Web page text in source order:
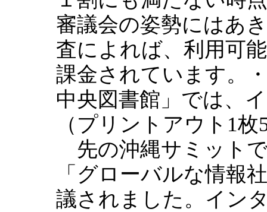
審議会の姿勢にはあ
査によれば、利用可
課金されています。
中央図書館」では、
（プリントアウト1
先の沖縄サミット
「グローバルな情報
議されました。イン